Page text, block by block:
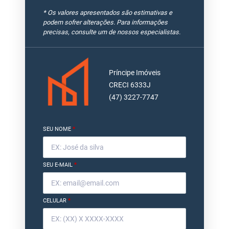
* Os valores apresentados são estimativas e
podem sofrer alterações. Para informações
precisas, consulte um de nossos especialistas.
Príncipe Imóveis
CRECI 6333J
(47) 3227-7747
SEU NOME *
SEU E-MAIL *
CELULAR *